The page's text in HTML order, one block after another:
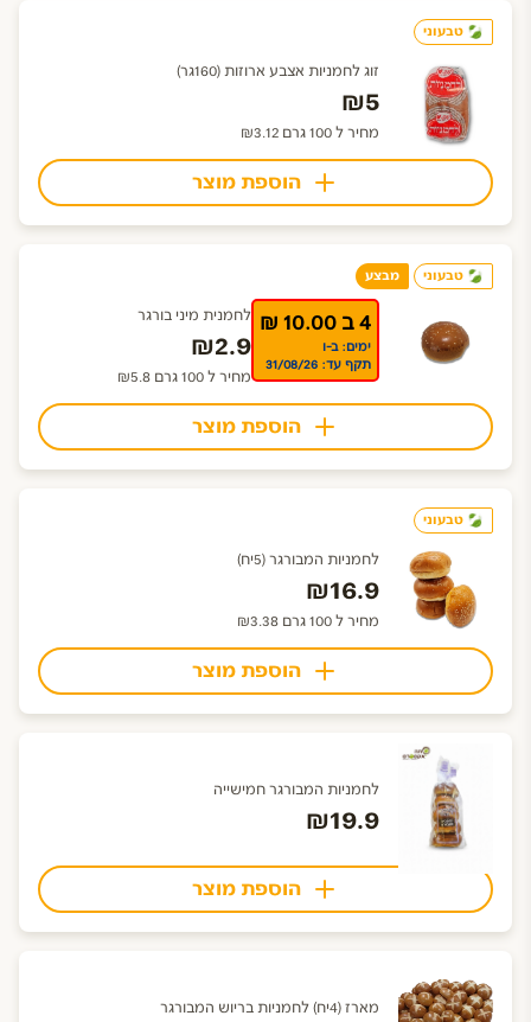
טבעוני
זוג לחמניות אצבע ארוזות (160גר)
₪5
מחיר ל 100 גרם ₪3.12
הוספת מוצר
טבעוני מבצע
4 ב 10.00 ₪
ימים: ב-ו
תקף עד: 31/08/26
לחמנית מיני בורגר
₪2.9
מחיר ל 100 גרם ₪5.8
הוספת מוצר
טבעוני
לחמניות המבורגר (5יח)
₪16.9
מחיר ל 100 גרם ₪3.38
הוספת מוצר
לחמניות המבורגר חמישייה
₪19.9
הוספת מוצר
מארז (4יח) לחמניות בריוש המבורגר